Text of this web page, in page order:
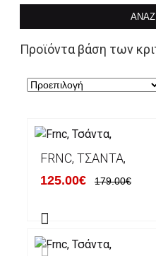
Προϊόντα βάση των
FRNC, ΤΣΆΝΤΑ,
125.00€ 179.00€